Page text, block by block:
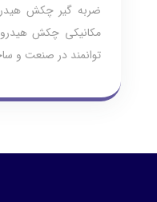
ضربه گیر چکش
مکانیکی چکش
توانمند در صنعت و